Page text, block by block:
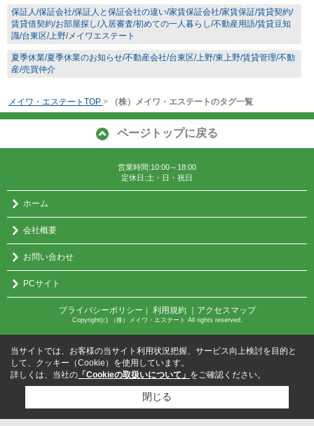
保証人/保証会社/保証人と保証会社の違い/家賃保証会社/家賃保証/賃貸契約/
賃貸借契約/お部屋探し/入居審査/初めての一人暮らし/不動産用語/賃貸豆知
識/台東区/上野/メイワエステート
夏季休業/夏季休業のお知らせ/不動産会社/台東区/上野/東上野/賃貸管理/不動
産/売買仲介
メイワ・エステートTOP > （株）メイワ・エステートのタグ一覧
ページトップに戻る
営業時間:10:00～18:00
定休日:土・日・祝日
ホーム
会社概要
お問い合わせ
PCサイト
プライバシーポリシー ｜ 利用規約 ｜アクセスマップ
Copyright(c) （株）メイワ・エステート All rights reserved.
当サイトでは、お客様の当サイト利用状況把握、サービス向上検討を目的と
して、クッキー（Cookie）を使用しています。
詳しくは、当社の 「Cookieの取扱いについて」 をご確認ください。
閉じる